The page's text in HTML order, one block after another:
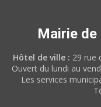
Mairie de
Hôtel de ville : 29 rue
Ouvert du lundi au
Les services